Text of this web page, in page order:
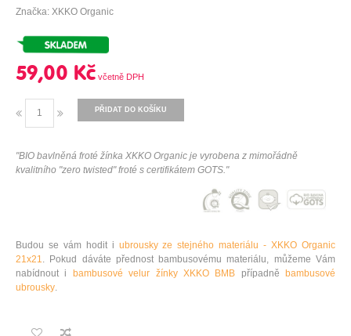
Značka: XKKO Organic
59,00 Kč
PŘIDAT DO KOŠÍKU
"BIO bavlněná froté žínka XKKO Organic je vyrobena z mimořádně
kvalitního "zero twisted" froté s certifikátem GOTS."
Budou se vám hodit i ubrousky ze stejného materiálu - XKKO Organic
21x21. Pokud dáváte přednost bambusovému materiálu, můžeme Vám
nabídnout i bambusové velur žínky XKKO BMB případně bambusové
ubrousky.